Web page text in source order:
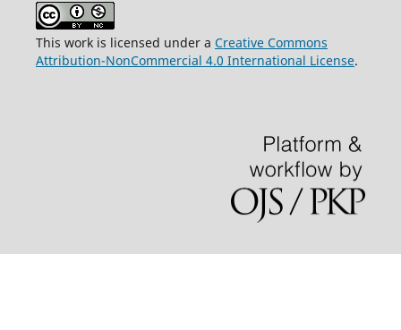
This work is licensed under a Creative Commons
Attribution-NonCommercial 4.0 International License.